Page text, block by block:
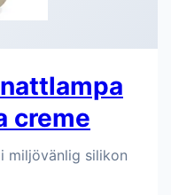
creme
miljövänlig silikon